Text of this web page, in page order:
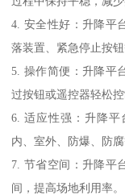
4. 安全性好：升降平
落装置、紧急停止按
5. 操作简便：升降平
过按钮或遥控器轻松控
6. 适应性强：升降
内、室外、防爆、防腐
7. 节省空间：升降平
间，提高场地利用率。